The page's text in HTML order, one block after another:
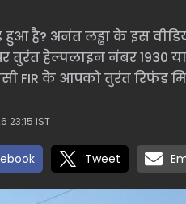
है? अनंत लड्ढा के इस
तुरंत हेल्पलाइन नंबर 1930
FIR के आपको तुरंत रिफंड
23:15 IST
Tweet